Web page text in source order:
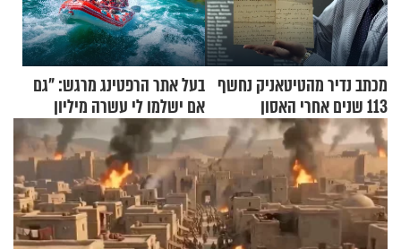
מכתב נדיר מהטיטאניק נחשף
113 שנים אחרי האסון
בעל אתר הרפטינג מרגש: "גם
אם ישלמו לי עשרה מיליון
שקלים - לא אפתח בשבת"